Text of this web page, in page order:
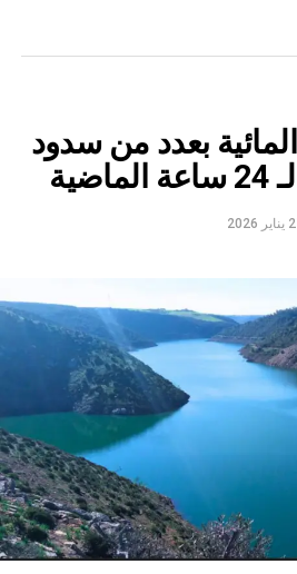
المائية بعدد من سدود
2026